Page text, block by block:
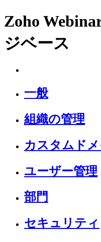
Zoho
ジベース
一般
組織の管理
カスタムド
ユーザー管理
部門
セキュリティ